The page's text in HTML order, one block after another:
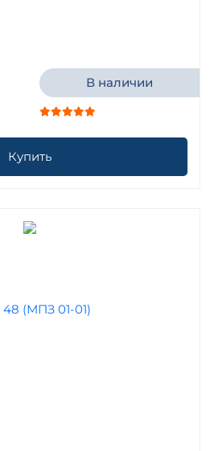
В наличии
Купить